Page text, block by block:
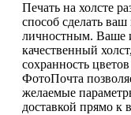
Печать на холсте
способ сделать
личностным. Ваше
качественный
сохранность
ФотоПочта
желаемые
доставкой прямо к